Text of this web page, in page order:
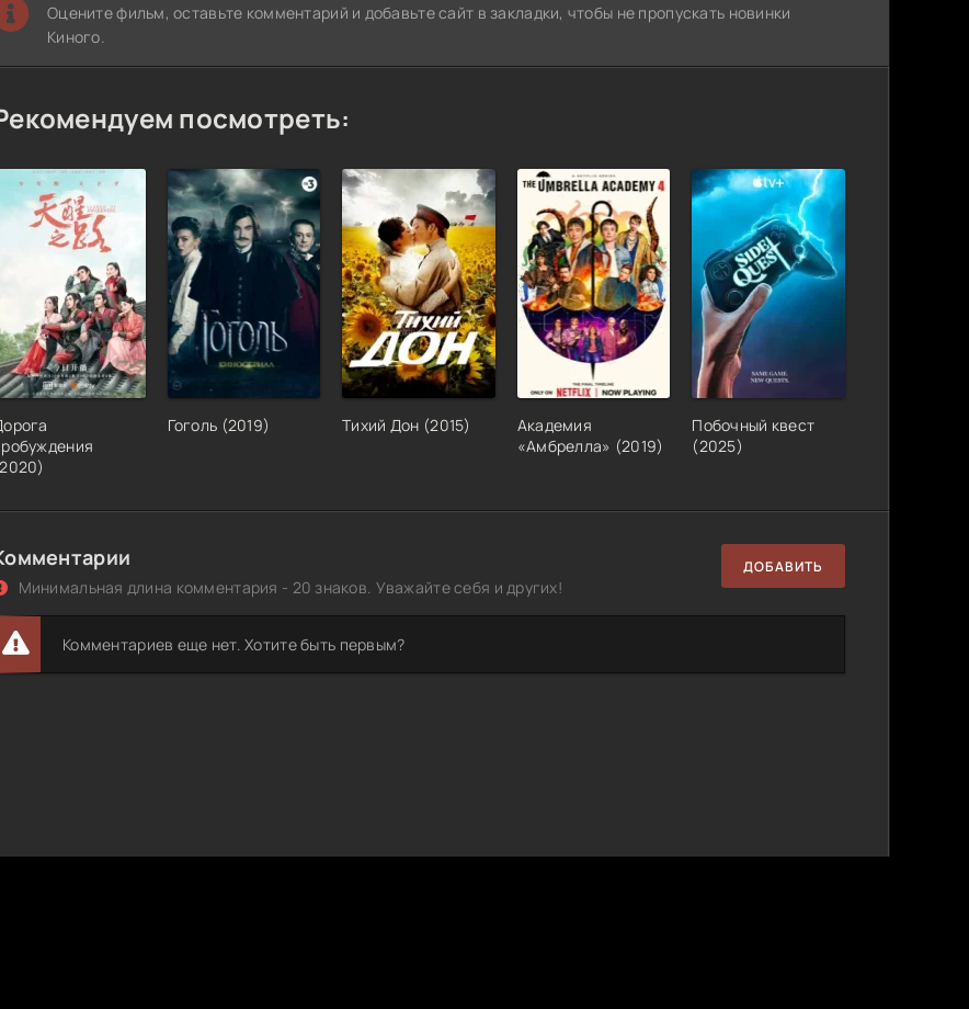
Оцените фильм, оставьте комментарий и добавьте сайт в закладки, чтобы не пропускать новинки
Киного.
посмотреть:
Гоголь (2019) Тихий Дон (2015)
Академия
«Амбрелла» (2019)
Побочный квест
(2025)
Минимальная длина комментария - 20 знаков. Уважайте себя и других!
ДОБАВИТЬ
Комментариев еще нет. Хотите быть первым?